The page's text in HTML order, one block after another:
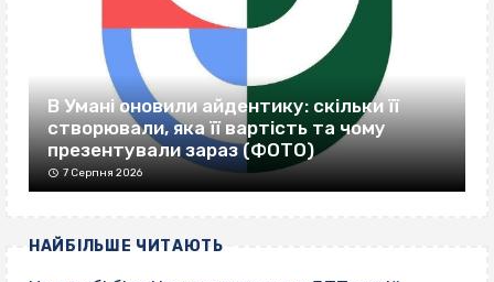
В Умані оновили айдентику: скільки її
створювали, яка її вартість та чому
презентували зараз (ФОТО)
7 Серпня 2026
НАЙБІЛЬШЕ ЧИТАЮТЬ